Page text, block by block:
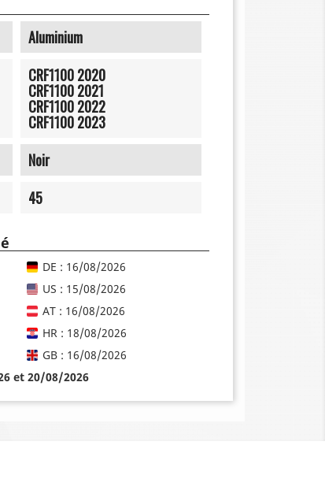
Aluminium
CRF1100 2020
CRF1100 2021
CRF1100 2022
CRF1100 2023
Noir
45
DE : 16/08/2026
US : 15/08/2026
AT : 16/08/2026
HR : 18/08/2026
GB : 16/08/2026
et 20/08/2026